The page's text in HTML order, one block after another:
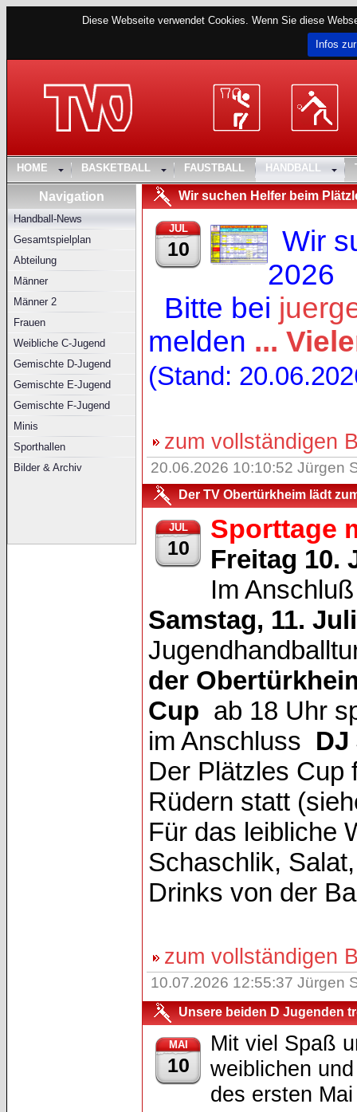
Diese Webseite verwendet Cookies. Wenn Sie diese
Infos
HOME BASKETBALL FAUSTBALL HANDBALL
Navigation
Handball-News
Gesamtspielplan
Abteilung
Männer
Männer 2
Frauen
Weibliche C-Jugend
Gemischte D-Jugend
Gemischte E-Jugend
Gemischte F-Jugend
Minis
Sporthallen
Bilder & Archiv
Wir suchen Helfer beim
JUL
10
Wir
2026
Bitte bei
melden ...
(Stand:
zum vollständigen
20.06.2026 10:10:52 Jürgen
Der TV Obertürkheim lädt
JUL
10
Sporttage
Freitag 10.
Im
Samstag, 11.
der
Cup ab 18 Uhr
im Anschluss DJ
Der Plätzles Cup
Rüdern statt
Für das leibliche
Schaschlik,
Drinks von der
zum vollständigen
10.07.2026 12:55:37 Jürgen
Unsere beiden D Jugenden
MAI
10
Mit viel Spaß
weiblichen
des ersten